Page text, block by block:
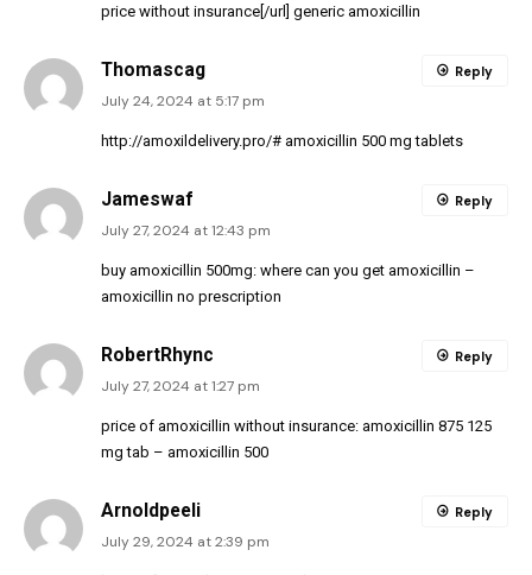
price without insurance[/url] generic amoxicillin
Thomascag
July 24, 2024 at 5:17 pm
http://amoxildelivery.pro/# amoxicillin 500 mg tablets
Reply
Jameswaf
July 27, 2024 at 12:43 pm
buy amoxicillin 500mg: where can you get amoxicillin –
amoxicillin no prescription
Reply
RobertRhync
July 27, 2024 at 1:27 pm
price of amoxicillin without insurance: amoxicillin 875 125
mg tab – amoxicillin 500
Reply
Arnoldpeeli
July 29, 2024 at 2:39 pm
Reply